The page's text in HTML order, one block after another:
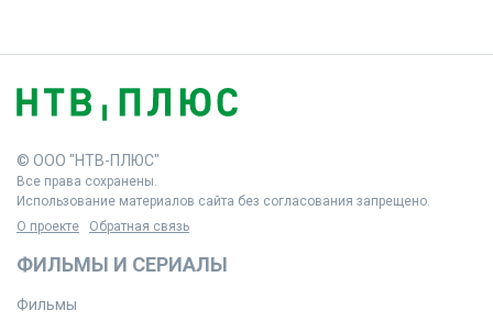
© ООО "НТВ-ПЛЮС"
Все права сохранены.
Использование материалов сайта без согласования запрещено.
О проекте
Обратная связь
ФИЛЬМЫ И СЕРИАЛЫ
Фильмы